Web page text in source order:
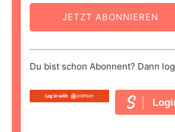
JETZT ABONNIEREN
Du bist schon Abonnent? Dann